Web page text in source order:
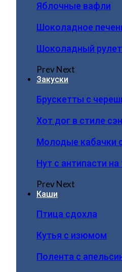
Яблочные вафли
Шоколадное
Шоколадный
PrevNext
Закуски
Брускетты с
Хот дог в стиле
Молодые кабачки
Нут с антипасти на
PrevNext
Каши
Птица сдохла
Кутья с изюмом
Полента с